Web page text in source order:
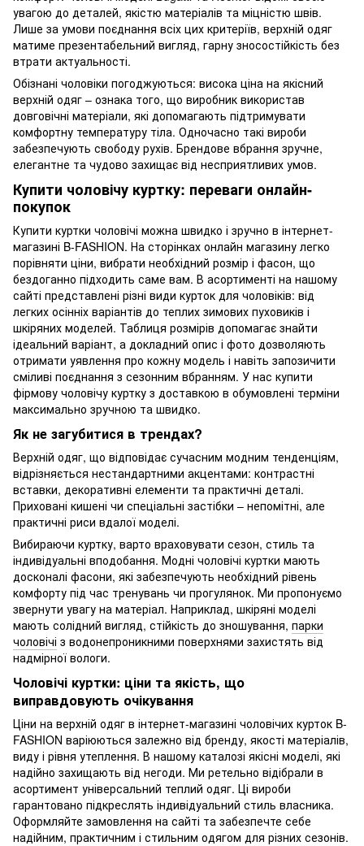
увагою до деталей, якістю матеріалів та міцністю швів.
Лише за умови поєднання всіх цих критеріїв, верхній одяг
матиме презентабельний вигляд, гарну зносостійкість без
втрати актуальності.
Обізнані чоловіки погоджуються: висока ціна на якісний
верхній одяг – ознака того, що виробник використав
довговічні матеріали, які допомагають підтримувати
комфортну температуру тіла. Одночасно такі вироби
забезпечують свободу рухів. Брендове вбрання зручне,
елегантне та чудово захищає від несприятливих умов.
Купити чоловічу куртку: переваги онлайн-
покупок
Купити куртки чоловічі можна швидко і зручно в інтернет-
магазині B-FASHION. На сторінках онлайн магазину легко
порівняти ціни, вибрати необхідний розмір і фасон, що
бездоганно підходить саме вам. В асортименті на нашому
сайті представлені різні види курток для чоловіків: від
легких осінніх варіантів до теплих зимових пуховиків і
шкіряних моделей. Таблиця розмірів допомагає знайти
ідеальний варіант, а докладний опис і фото дозволяють
отримати уявлення про кожну модель і навіть запозичити
сміливі поєднання з сезонним вбранням. У нас купити
фірмову чоловічу куртку з доставкою в обумовлені терміни
максимально зручною та швидко.
Як не загубитися в трендах?
Верхній одяг, що відповідає сучасним модним тенденціям,
відрізняється нестандартними акцентами: контрастні
вставки, декоративні елементи та практичні деталі.
Приховані кишені чи спеціальні застібки – непомітні, але
практичні риси вдалої моделі.
Вибираючи куртку, варто враховувати сезон, стиль та
індивідуальні вподобання. Модні чоловічі куртки мають
досконалі фасони, які забезпечують необхідний рівень
комфорту під час тренувань чи прогулянок. Ми пропонуємо
звернути увагу на матеріал. Наприклад, шкіряні моделі
мають солідний вигляд, стійкість до зношування, парки
чоловічі з водонепроникними поверхнями захистять від
надмірної вологи.
Чоловічі куртки: ціни та якість, що
виправдовують очікування
Ціни на верхній одяг в інтернет-магазині чоловічих курток B-
FASHION варіюються залежно від бренду, якості матеріалів,
виду і рівня утеплення. В нашому каталозі якісні моделі, які
надійно захищають від негоди. Ми ретельно відібрали в
асортимент універсальний теплий одяг. Ці вироби
гарантовано підкреслять індивідуальний стиль власника.
Оформляйте замовлення на сайті та забезпечте себе
надійним, практичним і стильним одягом для різних сезонів.